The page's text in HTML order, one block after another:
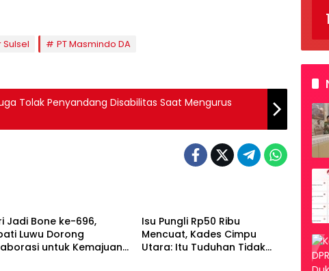
PT Masmindo DA
Tolak Penyandang Disabilitas Saat Mengurus
Jadi Bone ke-696,
Luwu Dorong
untuk Kemajuan
Isu Pungli Rp50 Ribu
Mencuat, Kades Cimpu
Utara: Itu Tuduhan Tidak